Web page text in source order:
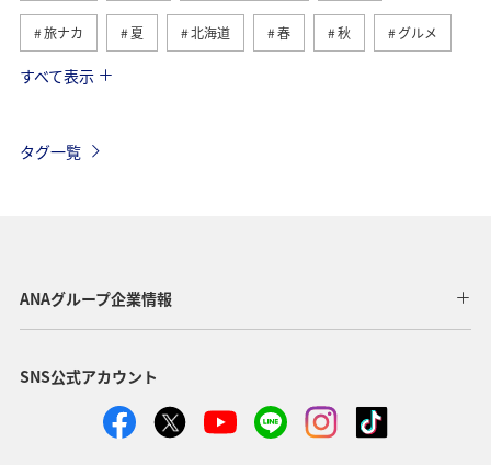
旅ナカ 夏 北海道 春 秋 グルメ
海 海外
マイルを貯める トラウト 北陸地方 福岡県
静岡県 ツアー
鹿児島県 栃木県 マダイ
すべて表示
タグ一覧
ANAグループ企業情報
SNS公式アカウント